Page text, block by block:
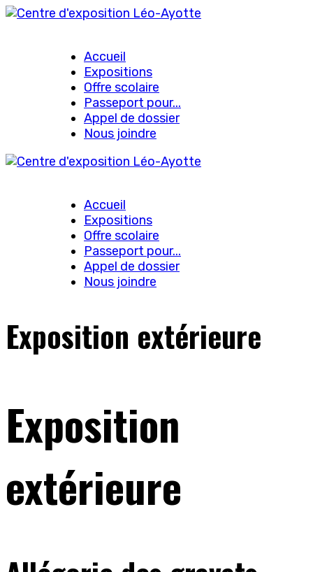
Accueil
Expositions
Offre scolaire
Passeport pour...
Appel de dossier
Nous joindre
Accueil
Expositions
Offre scolaire
Passeport pour...
Appel de dossier
Nous joindre
Exposition extérieure
Exposition
extérieure